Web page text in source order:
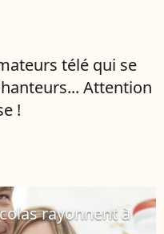
télé qui se
Attention
!
rayonnent à